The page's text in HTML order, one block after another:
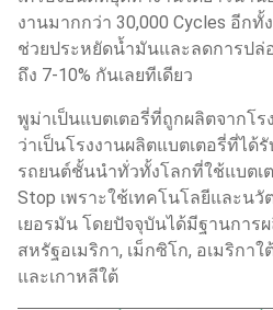
งานมากกว่า 30,000 Cycles อีกทั้
ช่วยประหยัดน้ำมันและลดการปล่
ถึง 7-10% กันเลยทีเดียว
พูม่าเป็นแบตเตอรี่ที่ถูกผลิตจากโรง
ว่าเป็นโรงงานผลิตแบตเตอรี่ที่ได้
รถยนต์ชั้นนำทั่วทั้งโลกที่ใช้แบตเ
Stop เพราะใช้เทคโนโลยีและน
เยอรมัน โดยปัจจุบันได้มีฐานการ
สหรัฐอเมริกา, เม็กซิโก, อเมริกา
และเกาหลีใต้